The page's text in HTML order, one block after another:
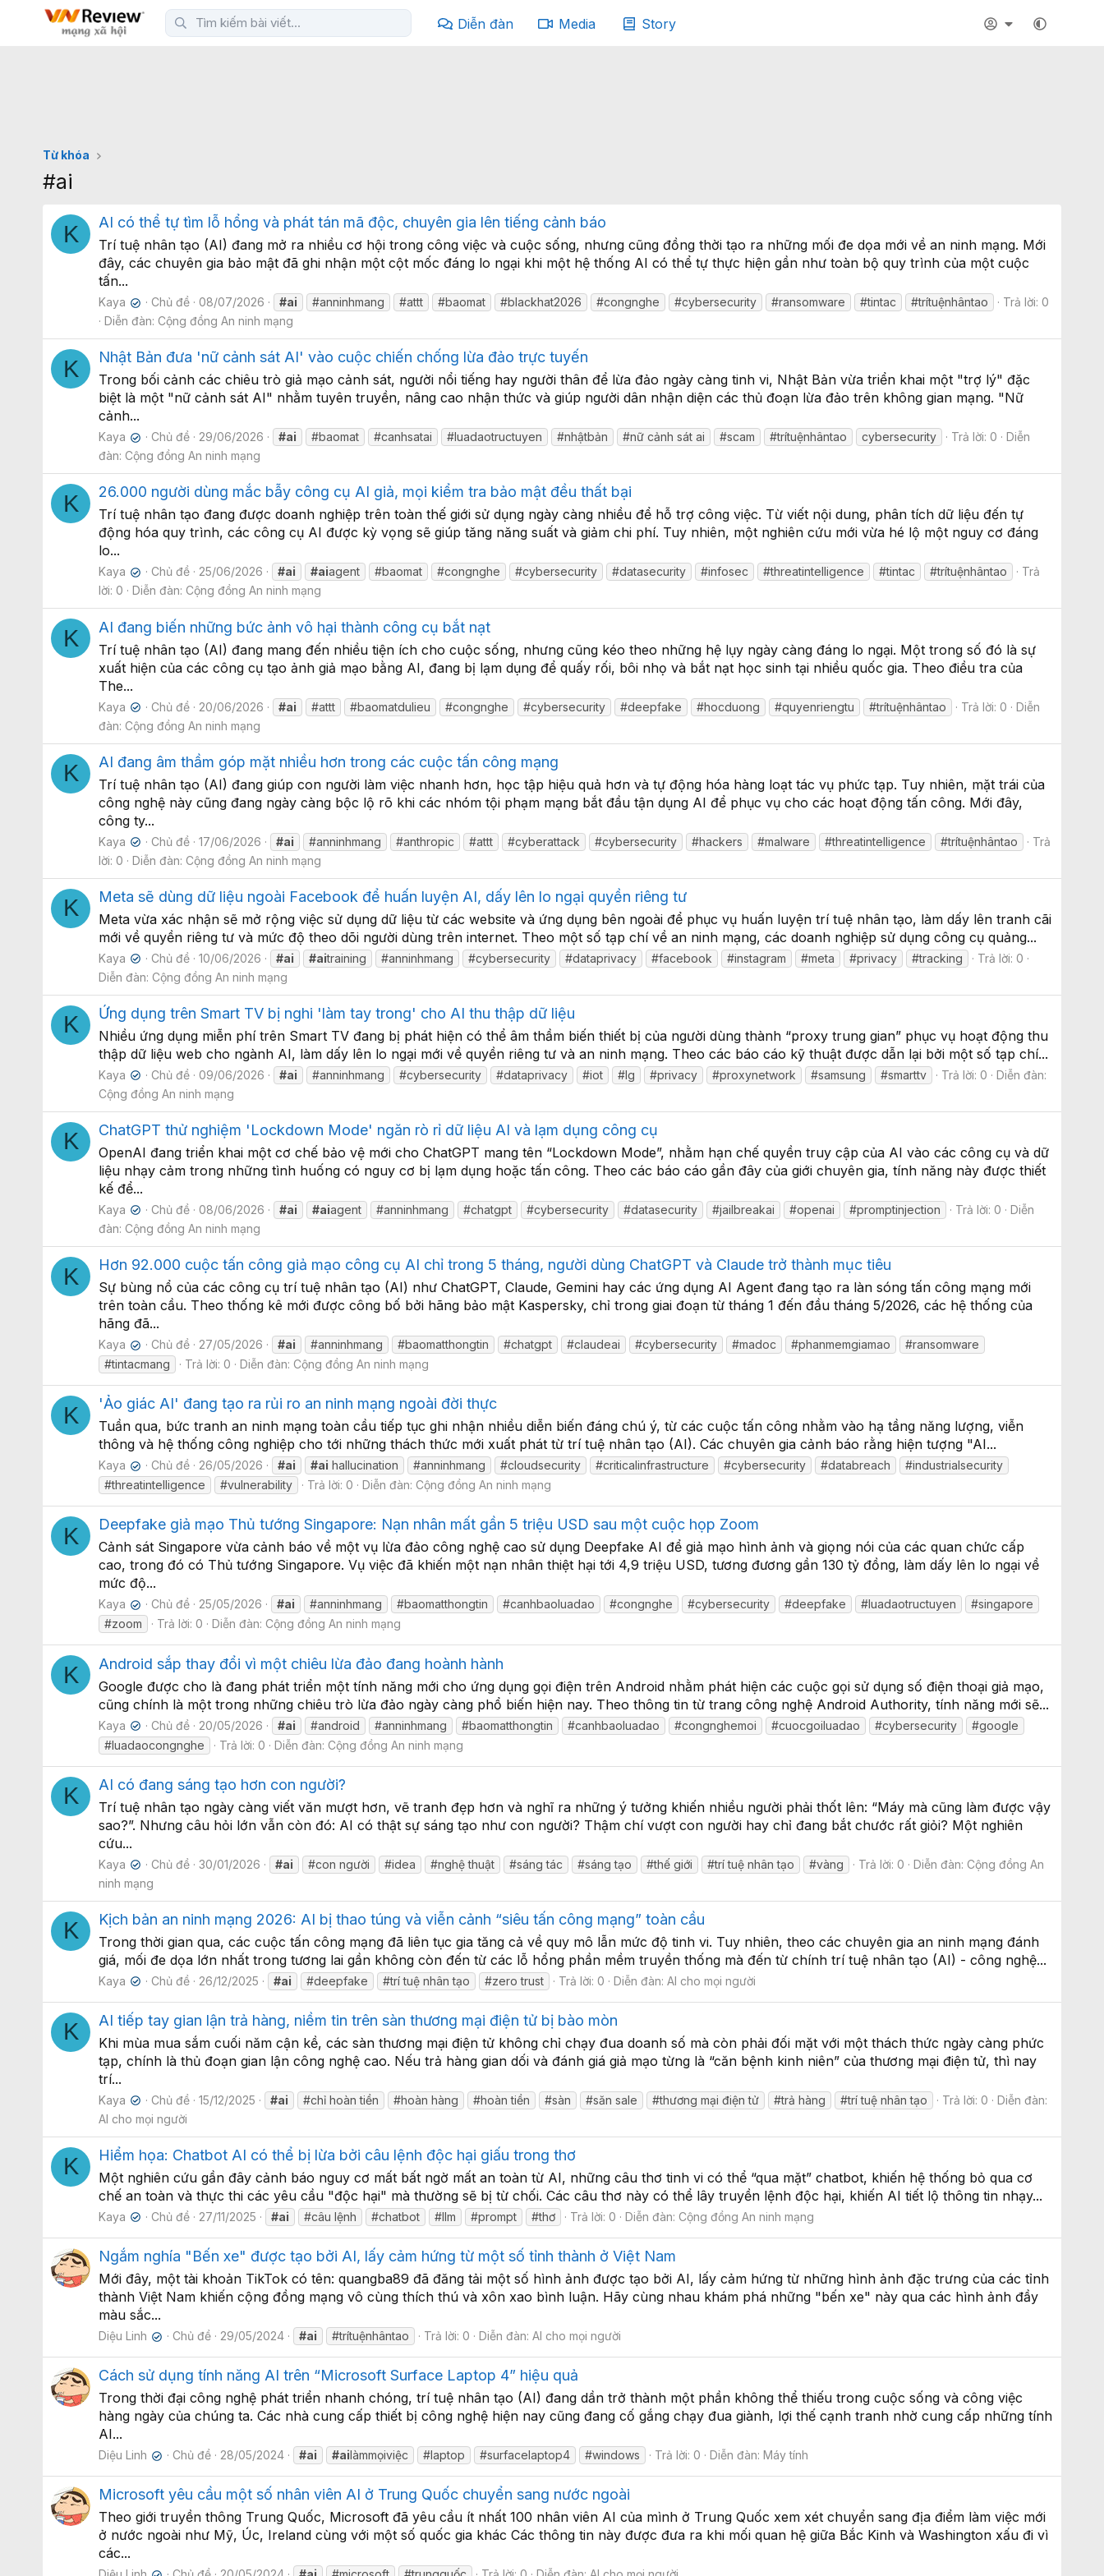
Diễn đàn Media Story
Từ khóa
#ai
K AI có thể tự tìm lỗ hổng và phát tán mã độc, chuyên gia lên tiếng cảnh báo
Trí tuệ nhân tạo (AI) đang mở ra nhiều cơ hội trong công việc và cuộc sống, nhưng cũng đồng thời tạo ra những mối đe dọa mới về an ninh mạng. Mới
đây, các chuyên gia bảo mật đã ghi nhận một cột mốc đáng lo ngại khi một hệ thống AI có thể tự thực hiện gần như toàn bộ quy trình của một cuộc
tấn...
Kaya ✔ Chủ đề 08/07/2026 #ai #anninhmang #attt #baomat #blackhat2026 #congnghe #cybersecurity #ransomware #tintac #trítuệnhântao
Trả lời: 0
Diễn đàn: Cộng đồng An ninh mạng
K Nhật Bản đưa 'nữ cảnh sát AI' vào cuộc chiến chống lừa đảo trực tuyến
Trong bối cảnh các chiêu trò giả mạo cảnh sát, người nổi tiếng hay người thân để lừa đảo ngày càng tinh vi, Nhật Bản vừa triển khai một "trợ lý" đặc
biệt là một "nữ cảnh sát AI" nhằm tuyên truyền, nâng cao nhận thức và giúp người dân nhận diện các thủ đoạn lừa đảo trên không gian mạng. "Nữ
cảnh...
Kaya ✔ Chủ đề 29/06/2026 #ai #baomat #canhsatai #luadaotructuyen #nhậtbản #nữ cảnh sát ai #scam #trítuệnhântao cybersecurity Trả lời: 0
Diễn
đàn: Cộng đồng An ninh mạng
K 26.000 người dùng mắc bẫy công cụ AI giả, mọi kiểm tra bảo mật đều thất bại
Trí tuệ nhân tạo đang được doanh nghiệp trên toàn thế giới sử dụng ngày càng nhiều để hỗ trợ công việc. Từ viết nội dung, phân tích dữ liệu đến tự
động hóa quy trình, các công cụ AI được kỳ vọng sẽ giúp tăng năng suất và giảm chi phí. Tuy nhiên, một nghiên cứu mới vừa hé lộ một nguy cơ đáng
lo...
Kaya ✔ Chủ đề 25/06/2026 #ai #aiagent #baomat #congnghe #cybersecurity #datasecurity #infosec #threatintelligence #tintac #trítuệnhântao
Trả
lời: 0
Diễn đàn: Cộng đồng An ninh mạng
K AI đang biến những bức ảnh vô hại thành công cụ bắt nạt
Trí tuệ nhân tạo (AI) đang mang đến nhiều tiện ích cho cuộc sống, nhưng cũng kéo theo những hệ lụy ngày càng đáng lo ngại. Một trong số đó là sự
xuất hiện của các công cụ tạo ảnh giả mạo bằng AI, đang bị lạm dụng để quấy rối, bôi nhọ và bắt nạt học sinh tại nhiều quốc gia. Theo điều tra của
The...
Kaya ✔ Chủ đề 20/06/2026 #ai #attt #baomatdulieu #congnghe #cybersecurity #deepfake #hocduong #quyenriengtu #trítuệnhântao Trả lời: 0
Diễn
đàn: Cộng đồng An ninh mạng
K AI đang âm thầm góp mặt nhiều hơn trong các cuộc tấn công mạng
Trí tuệ nhân tạo (AI) đang giúp con người làm việc nhanh hơn, học tập hiệu quả hơn và tự động hóa hàng loạt tác vụ phức tạp. Tuy nhiên, mặt trái của
công nghệ này cũng đang ngày càng bộc lộ rõ khi các nhóm tội phạm mạng bắt đầu tận dụng AI để phục vụ cho các hoạt động tấn công. Mới đây,
công ty...
Kaya ✔ Chủ đề 17/06/2026 #ai #anninhmang #anthropic #attt #cyberattack #cybersecurity #hackers #malware #threatintelligence #trítuệnhântao
Trả
lời: 0
Diễn đàn: Cộng đồng An ninh mạng
K Meta sẽ dùng dữ liệu ngoài Facebook để huấn luyện AI, dấy lên lo ngại quyền riêng tư
Meta vừa xác nhận sẽ mở rộng việc sử dụng dữ liệu từ các website và ứng dụng bên ngoài để phục vụ huấn luyện trí tuệ nhân tạo, làm dấy lên tranh cãi
mới về quyền riêng tư và mức độ theo dõi người dùng trên internet. Theo một số tạp chí về an ninh mạng, các doanh nghiệp sử dụng công cụ quảng...
Kaya ✔ Chủ đề 10/06/2026 #ai #aitraining #anninhmang #cybersecurity #dataprivacy #facebook #instagram #meta #privacy #tracking
Trả lời: 0
Diễn đàn: Cộng đồng An ninh mạng
K Ứng dụng trên Smart TV bị nghi 'làm tay trong' cho AI thu thập dữ liệu
Nhiều ứng dụng miễn phí trên Smart TV đang bị phát hiện có thể âm thầm biến thiết bị của người dùng thành “proxy trung gian” phục vụ hoạt động thu
thập dữ liệu web cho ngành AI, làm dấy lên lo ngại mới về quyền riêng tư và an ninh mạng. Theo các báo cáo kỹ thuật được dẫn lại bởi một số tạp chí...
Kaya ✔ Chủ đề 09/06/2026 #ai #anninhmang #cybersecurity #dataprivacy #iot #lg #privacy #proxynetwork #samsung #smarttv Trả lời: 0
Diễn đàn:
Cộng đồng An ninh mạng
K ChatGPT thử nghiệm 'Lockdown Mode' ngăn rò rỉ dữ liệu AI và lạm dụng công cụ
OpenAI đang triển khai một cơ chế bảo vệ mới cho ChatGPT mang tên “Lockdown Mode”, nhằm hạn chế quyền truy cập của AI vào các công cụ và dữ
liệu nhạy cảm trong những tình huống có nguy cơ bị lạm dụng hoặc tấn công. Theo các báo cáo gần đây của giới chuyên gia, tính năng này được thiết
kế để...
Kaya ✔ Chủ đề 08/06/2026 #ai #aiagent #anninhmang #chatgpt #cybersecurity #datasecurity #jailbreakai #openai #promptinjection Trả lời: 0
Diễn
đàn: Cộng đồng An ninh mạng
K Hơn 92.000 cuộc tấn công giả mạo công cụ AI chỉ trong 5 tháng, người dùng ChatGPT và Claude trở thành mục tiêu
Sự bùng nổ của các công cụ trí tuệ nhân tạo (AI) như ChatGPT, Claude, Gemini hay các ứng dụng AI Agent đang tạo ra làn sóng tấn công mạng mới
trên toàn cầu. Theo thống kê mới được công bố bởi hãng bảo mật Kaspersky, chỉ trong giai đoạn từ tháng 1 đến đầu tháng 5/2026, các hệ thống của
hãng đã...
Kaya ✔ Chủ đề 27/05/2026 #ai #anninhmang #baomatthongtin #chatgpt #claudeai #cybersecurity #madoc #phanmemgiamao
#ransomware
#tintacmang
Trả lời: 0 Diễn đàn: Cộng đồng An ninh mạng
K 'Ảo giác AI' đang tạo ra rủi ro an ninh mạng ngoài đời thực
Tuần qua, bức tranh an ninh mạng toàn cầu tiếp tục ghi nhận nhiều diễn biến đáng chú ý, từ các cuộc tấn công nhằm vào hạ tầng năng lượng, viễn
thông và hệ thống công nghiệp cho tới những thách thức mới xuất phát từ trí tuệ nhân tạo (AI). Các chuyên gia cảnh báo rằng hiện tượng "AI...
Kaya ✔ Chủ đề 26/05/2026 #ai #ai hallucination #anninhmang #cloudsecurity #criticalinfrastructure #cybersecurity #databreach
#industrialsecurity
#threatintelligence
#vulnerability Trả lời: 0 Diễn đàn: Cộng đồng An ninh mạng
K Deepfake giả mạo Thủ tướng Singapore: Nạn nhân mất gần 5 triệu USD sau một cuộc họp Zoom
Cảnh sát Singapore vừa cảnh báo về một vụ lừa đảo công nghệ cao sử dụng Deepfake AI để giả mạo hình ảnh và giọng nói của các quan chức cấp
cao, trong đó có Thủ tướng Singapore. Vụ việc đã khiến một nạn nhân thiệt hại tới 4,9 triệu USD, tương đương gần 130 tỷ đồng, làm dấy lên lo ngại về
mức độ...
Kaya ✔ Chủ đề 25/05/2026 #ai #anninhmang #baomatthongtin #canhbaoluadao #congnghe #cybersecurity #deepfake #luadaotructuyen
#singapore
#zoom
Trả lời: 0 Diễn đàn: Cộng đồng An ninh mạng
K Android sắp thay đổi vì một chiêu lừa đảo đang hoành hành
Google được cho là đang phát triển một tính năng mới cho ứng dụng gọi điện trên Android nhằm phát hiện các cuộc gọi sử dụng số điện thoại giả mạo,
cũng chính là một trong những chiêu trò lừa đảo ngày càng phổ biến hiện nay. Theo thông tin từ trang công nghệ Android Authority, tính năng mới sẽ...
Kaya ✔ Chủ đề 20/05/2026 #ai #android #anninhmang #baomatthongtin #canhbaoluadao #congnghemoi #cuocgoiluadao #cybersecurity
#google
#luadaocongnghe
Trả lời: 0 Diễn đàn: Cộng đồng An ninh mạng
K AI có đang sáng tạo hơn con người?
Trí tuệ nhân tạo ngày càng viết văn mượt hơn, vẽ tranh đẹp hơn và nghĩ ra những ý tưởng khiến nhiều người phải thốt lên: “Máy mà cũng làm được vậy
sao?”. Nhưng câu hỏi lớn vẫn còn đó: AI có thật sự sáng tạo như con người? Thậm chí vượt con người hay chỉ đang bắt chước rất giỏi? Một nghiên
cứu...
Kaya ✔ Chủ đề 30/01/2026 #ai #con người #idea #nghệ thuật #sáng tác #sáng tạo #thế giới #trí tuệ nhân tạo #vàng Trả lời: 0 Diễn đàn: Cộng đồng An
ninh mạng
K Kịch bản an ninh mạng 2026: AI bị thao túng và viễn cảnh “siêu tấn công mạng” toàn cầu
Trong thời gian qua, các cuộc tấn công mạng đã liên tục gia tăng cả về quy mô lẫn mức độ tinh vi. Tuy nhiên, theo các chuyên gia an ninh mạng đánh
giá, mối đe dọa lớn nhất trong tương lai gần không còn đến từ các lỗ hổng phần mềm truyền thống mà đến từ chính trí tuệ nhân tạo (AI) - công nghệ...
Kaya ✔ Chủ đề 26/12/2025 #ai #deepfake #trí tuệ nhân tạo #zero trust Trả lời: 0 Diễn đàn:AI cho mọi người
K AI tiếp tay gian lận trả hàng, niềm tin trên sàn thương mại điện tử bị bào mòn
Khi mùa mua sắm cuối năm cận kề, các sàn thương mại điện tử không chỉ chạy đua doanh số mà còn phải đối mặt với một thách thức ngày càng phức
tạp, chính là thủ đoạn gian lận công nghệ cao. Nếu trả hàng gian dối và đánh giá giả mạo từng là “căn bệnh kinh niên” của thương mại điện tử, thì nay
trí...
Kaya ✔ Chủ đề 15/12/2025 #ai #chỉ hoàn tiền #hoàn hàng #hoàn tiền #sàn #săn sale #thương mại điện tử #trả hàng #trí tuệ nhân tạo Trả lời: 0
Diễn đàn:
AI cho mọi người
K Hiểm họa: Chatbot AI có thể bị lừa bởi câu lệnh độc hại giấu trong thơ
Một nghiên cứu gần đây cảnh báo nguy cơ mất bất ngờ mất an toàn từ AI, những câu thơ tinh vi có thể “qua mặt” chatbot, khiến hệ thống bỏ qua cơ
chế an toàn và thực thi các yêu cầu "độc hại" mà thường sẽ bị từ chối. Các câu thơ này có thể lây truyền lệnh độc hại, khiến AI tiết lộ thông tin nhạy...
Kaya ✔ Chủ đề 27/11/2025 #ai #câu lệnh #chatbot #llm #prompt #thơ Trả lời: 0 Diễn đàn: Cộng đồng An ninh mạng
Ngắm nghía "Bến xe" được tạo bởi AI, lấy cảm hứng từ một số tỉnh thành ở Việt Nam
Mới đây, một tài khoản TikTok có tên: quangba89 đã đăng tải một số hình ảnh được tạo bởi AI, lấy cảm hứng từ những hình ảnh đặc trưng của các tỉnh
thành Việt Nam khiến cộng đồng mạng vô cùng thích thú và xôn xao bình luận. Hãy cùng nhau khám phá những "bến xe" này qua các hình ảnh đầy
màu sắc...
Diệu Linh ✔ Chủ đề 29/05/2024 #ai #trítuệnhântao Trả lời: 0 Diễn đàn:AI cho mọi người
Cách sử dụng tính năng AI trên “Microsoft Surface Laptop 4” hiệu quả
Trong thời đại công nghệ phát triển nhanh chóng, trí tuệ nhân tạo (AI) đang dần trở thành một phần không thể thiếu trong cuộc sống và công việc
hàng ngày của chúng ta. Các nhà cung cấp thiết bị công nghệ hiện nay cũng đang cố gắng chạy đua giành, lợi thế cạnh tranh nhờ cung cấp những tính
AI...
Diệu Linh ✔ Chủ đề 28/05/2024 #ai #ailàmmọiviệc #laptop #surfacelaptop4 #windows Trả lời: 0 Diễn đàn:Máy tính
Microsoft yêu cầu một số nhân viên AI ở Trung Quốc chuyển sang nước ngoài
Theo giới truyền thông Trung Quốc, Microsoft đã yêu cầu ít nhất 100 nhân viên AI của mình ở Trung Quốc xem xét chuyển sang địa điểm làm việc mới
ở nước ngoài như Mỹ, Úc, Ireland cùng với một số quốc gia khác Các thông tin này được đưa ra khi mối quan hệ giữa Bắc Kinh và Washington xấu đi vì
các...